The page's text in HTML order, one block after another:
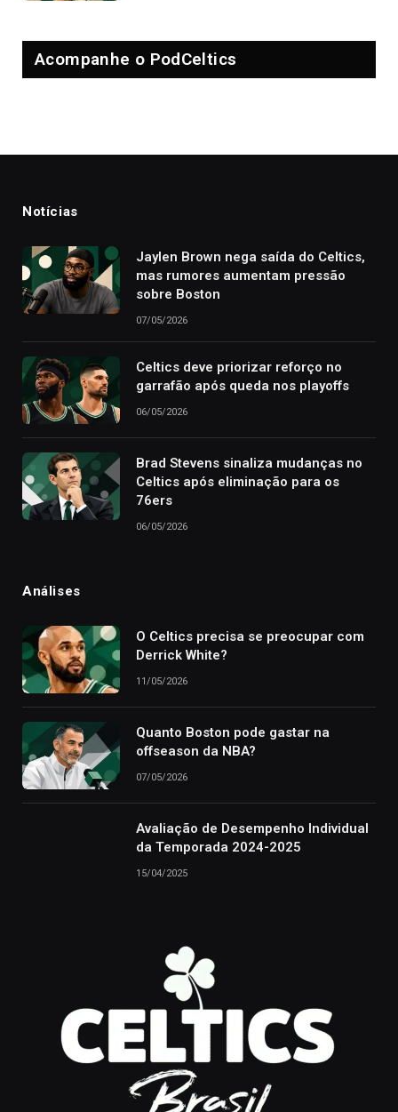
Acompanhe o PodCeltics
Notícias
Jaylen Brown nega saída do Celtics,
mas rumores aumentam pressão
sobre Boston
07/05/2026
Celtics deve priorizar reforço no
garrafão após queda nos playoffs
06/05/2026
Brad Stevens sinaliza mudanças no
Celtics após eliminação para os
76ers
06/05/2026
Análises
O Celtics precisa se preocupar com
Derrick White?
11/05/2026
Quanto Boston pode gastar na
offseason da NBA?
07/05/2026
Avaliação de Desempenho Individual
da Temporada 2024-2025
15/04/2025